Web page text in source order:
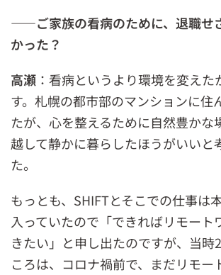
――ご家族の看病のために、退職せ
かった？
高瀬 ：看病というより環境を変えた
す。札幌の都市部のマンションに住
たが、心を整えるために自然豊かな
越して静かに暮らしたほうがいいと
た。
もっとも、SHIFTとそこでの仕事は
入っていたので「できればリモート
きたい」と申し出たのですが、当時
ころは、コロナ禍前で、まだリモー